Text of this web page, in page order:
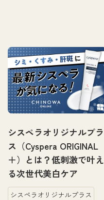
シスペラオリジナルプラ
ス（Cyspera ORIGINAL
＋）とは？低刺激で叶え
る次世代美白ケア
シスペラオリジナルプラス